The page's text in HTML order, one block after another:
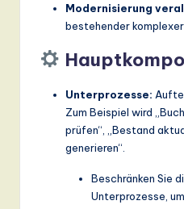
Modernisierung
bestehender
Unterprozesse:
Zum Beispiel wird
prüfen“, „Bestand
generieren“.
Beschränken Sie
Unterprozesse,